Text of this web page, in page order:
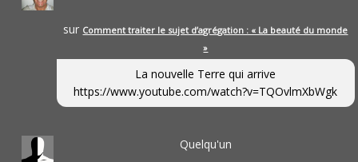
sur Comment traiter le sujet d’agrégation : « La beauté du monde
»
La nouvelle Terre qui arrive
https://www.youtube.com/watch?v=TQOvlmXbWgk
Quelqu'un